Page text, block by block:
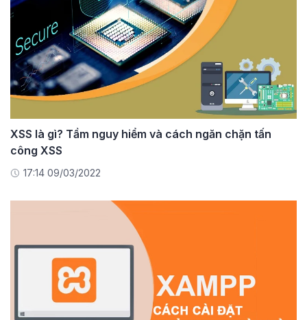
XSS là gì? Tầm nguy hiểm và cách ngăn chặn tấn
công XSS
17:14 09/03/2022